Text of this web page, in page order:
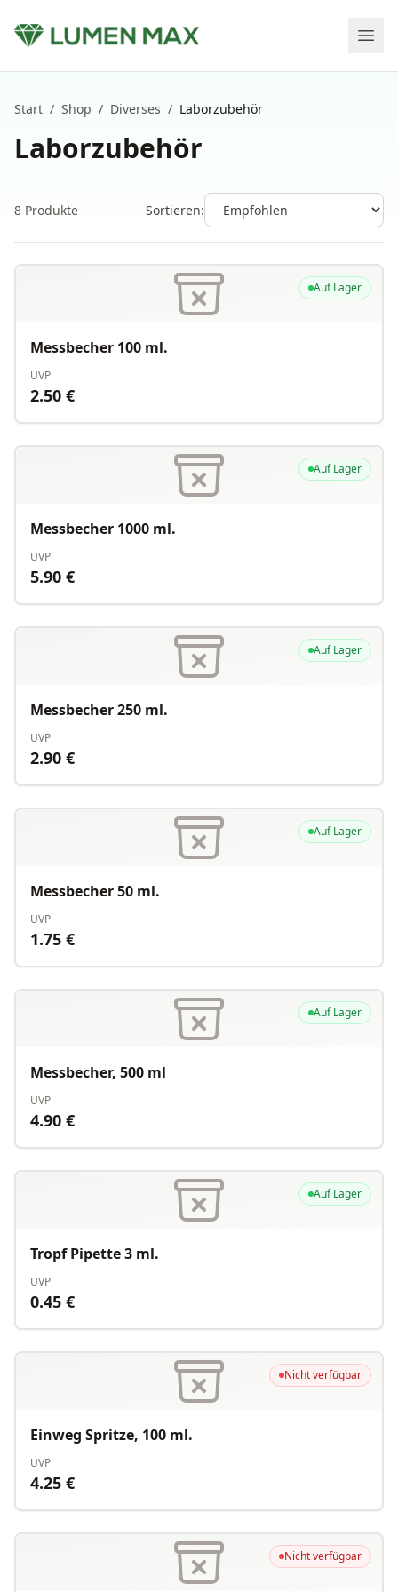
Start / Shop / Diverses / Laborzubehör
Laborzubehör
8 Produkte Sortieren:
Auf Lager
Messbecher 100 ml.
UVP
2.50 €
Auf Lager
Messbecher 1000 ml.
UVP
5.90 €
Auf Lager
Messbecher 250 ml.
UVP
2.90 €
Auf Lager
Messbecher 50 ml.
UVP
1.75 €
Auf Lager
Messbecher, 500 ml
UVP
4.90 €
Auf Lager
Tropf Pipette 3 ml.
UVP
0.45 €
Nicht verfügbar
Einweg Spritze, 100 ml.
UVP
4.25 €
Nicht verfügbar